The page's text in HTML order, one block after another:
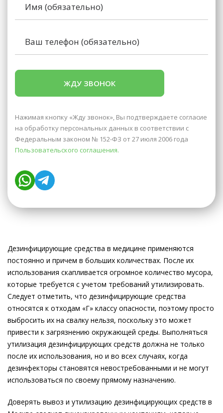
Нажимая кнопку «Жду звонок», Вы подтверждаете согласие
на обработку персональных данных в соответствии с
Федеральным законом № 152-ФЗ от 27 июля 2006 года
Пользовательского соглашения.
Дезинфицирующие средства в медицине применяются
постоянно и причем в больших количествах. После их
использования скапливается огромное количество мусора,
которые требуется с учетом требований утилизировать.
Следует отметить, что дезинфицирующие средства
относятся к отходам «Г» классу опасности, поэтому просто
выбросить их на свалку нельзя, поскольку это может
привести к загрязнению окружающей среды. Выполняться
утилизация дезинфицирующих средств должна не только
после их использования, но и во всех случаях, когда
дезинфекторы становятся невостребованными и не могут
использоваться по своему прямому назначению.
Доверять вывоз и утилизацию дезинфицирующих средств в